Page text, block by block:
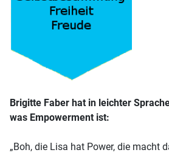
Brigitte Faber hat in leichter
was Empowerment ist:
„Boh, die Lisa hat Power, die macht